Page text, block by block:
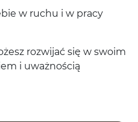
w ruchu i w pracy
rozwi­jać się w swoim
i uważnoś­cią